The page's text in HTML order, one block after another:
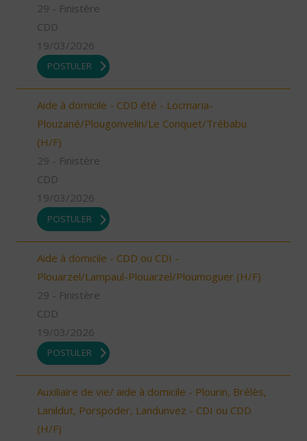
29 - Finistère
CDD
19/03/2026
POSTULER
Aide à domicile - CDD été - Locmaria-
Plouzané/Plougonvelin/Le Conquet/Trébabu
(H/F)
29 - Finistère
CDD
19/03/2026
POSTULER
Aide à domicile - CDD ou CDI -
Plouarzel/Lampaul-Plouarzel/Ploumoguer (H/F)
29 - Finistère
CDD
19/03/2026
POSTULER
Auxiliaire de vie/ aide à domicile - Plourin, Brélès,
Lanildut, Porspoder, Landunvez - CDI ou CDD
(H/F)